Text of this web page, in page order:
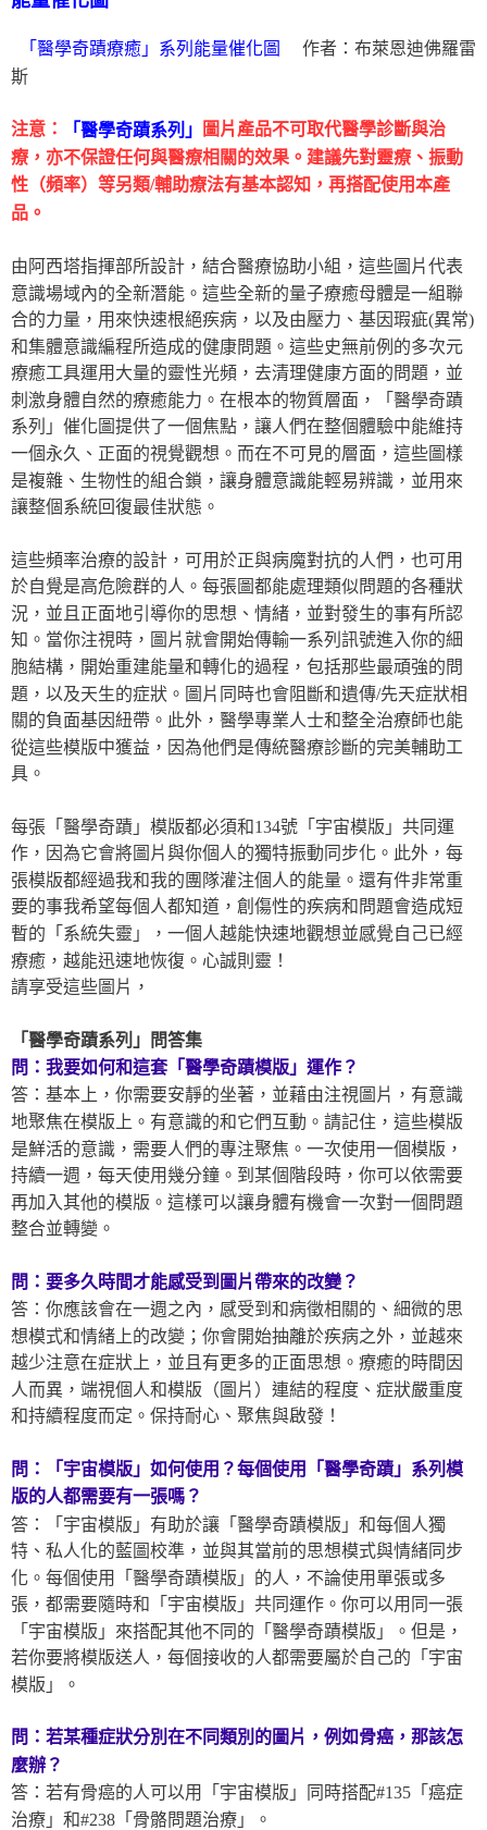
「醫學奇蹟療癒」系列能量催化圖
作者：布萊恩迪佛羅雷
斯
注意： 「醫學奇蹟系列」
圖片產品不可取代醫學診斷與治
療，亦不保證任何與醫療相關的效果。建議先對靈療、振動
性（頻率）等另類/輔助療法有基本認知，再搭配使用本產
品。
由阿西塔指揮部所設計，結合醫療協助小組，這些圖片代表
意識場域內的全新潛能。這些全新的量子療癒母體是一組聯
合的力量，用來快速根絕疾病，以及由壓力、基因瑕疵(異常)
和集體意識編程所造成的健康問題。這些史無前例的多次元
療癒工具運用大量的靈性光頻，去清理健康方面的問題，並
刺激身體自然的療癒能力。在根本的物質層面，「醫學奇蹟
系列」催化圖提供了一個焦點，讓人們在整個體驗中能維持
一個永久、正面的視覺觀想。而在不可見的層面，這些圖樣
是複雜、生物性的組合鎖，讓身體意識能輕易辨識，並用來
讓整個系統回復最佳狀態。
這些頻率治療的設計，可用於正與病魔對抗的人們，也可用
於自覺是高危險群的人。每張圖都能處理類似問題的各種狀
況，並且正面地引導你的思想、情緒，並對發生的事有所認
知。當你注視時，圖片就會開始傳輸一系列訊號進入你的細
胞結構，開始重建能量和轉化的過程，包括那些最頑強的問
題，以及天生的症狀。圖片同時也會阻斷和遺傳/先天症狀相
關的負面基因紐帶。此外，醫學專業人士和整全治療師也能
從這些模版中獲益，因為他們是傳統醫療診斷的完美輔助工
具。
每張「醫學奇蹟」模版都必須和134號「宇宙模版」共同運
作，因為它會將圖片與你個人的獨特振動同步化。此外，每
張模版都經過我和我的團隊灌注個人的能量。還有件非常重
要的事我希望每個人都知道，創傷性的疾病和問題會造成短
暫的「系統失靈」，一個人越能快速地觀想並感覺自己已經
療癒，越能迅速地恢復。心誠則靈！
請享受這些圖片，
「醫學奇蹟系列」問答集
問：我要如何和這套「醫學奇蹟模版」運作？
答：基本上，你需要安靜的坐著，並藉由注視圖片，有意識
地聚焦在模版上。有意識的和它們互動。請記住，這些模版
是鮮活的意識，需要人們的專注聚焦。一次使用一個模版，
持續一週，每天使用幾分鐘。到某個階段時，你可以依需要
再加入其他的模版。這樣可以讓身體有機會一次對一個問題
整合並轉變。
問：要多久時間才能感受到圖片帶來的改變？
答：你應該會在一週之內，感受到和病徵相關的、細微的思
想模式和情緒上的改變；你會開始抽離於疾病之外，並越來
越少注意在症狀上，並且有更多的正面思想。療癒的時間因
人而異，端視個人和模版（圖片）連結的程度、症狀嚴重度
和持續程度而定。保持耐心、聚焦與啟發！
問：「宇宙模版」如何使用？每個使用「醫學奇蹟」系列模
版的人都需要有一張嗎？
答：「宇宙模版」有助於讓「醫學奇蹟模版」和每個人獨
特、私人化的藍圖校準，並與其當前的思想模式與情緒同步
化。每個使用「醫學奇蹟模版」的人，不論使用單張或多
張，都需要隨時和「宇宙模版」共同運作。你可以用同一張
「宇宙模版」來搭配其他不同的「醫學奇蹟模版」。但是，
若你要將模版送人，每個接收的人都需要屬於自己的「宇宙
模版」。
問：若某種症狀分別在不同類別的圖片，例如骨癌，那該怎
麼辦？
答：若有骨癌的人可以用「宇宙模版」同時搭配#135「癌症
治療」和#238「骨骼問題治療」。